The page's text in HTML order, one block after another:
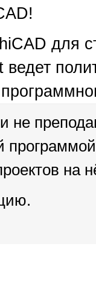
для
сайте
из
не
на